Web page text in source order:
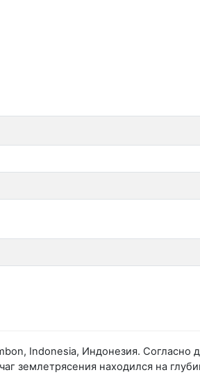
Indonesia, Индонезия.
землетрясения находился на